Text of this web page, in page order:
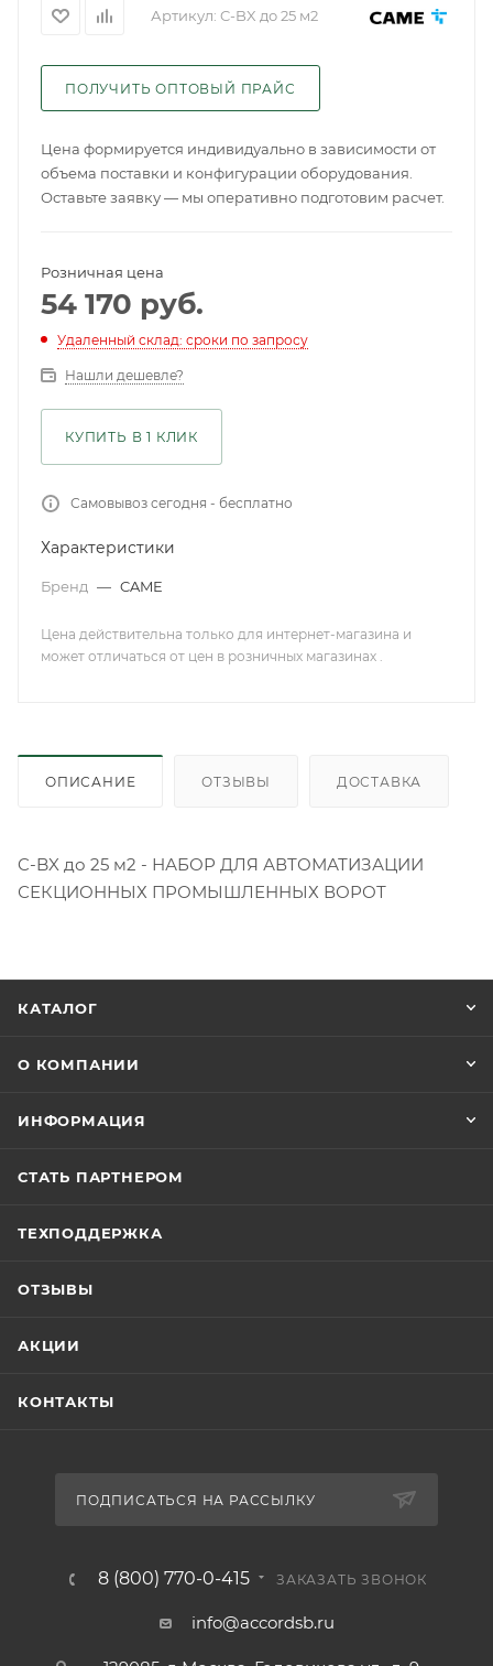
Артикул: C-BX до 25 м2
ПОЛУЧИТЬ ОПТОВЫЙ ПРАЙС
Цена формируется индивидуально в зависимости от
объема поставки и конфигурации оборудования.
Оставьте заявку — мы оперативно подготовим расчет.
Розничная цена
54 170 руб.
Удаленный склад: сроки по запросу
Нашли дешевле?
КУПИТЬ В 1 КЛИК
Самовывоз сегодня - бесплатно
Характеристики
Бренд — CAME
Цена действительна только для интернет-магазина и
может отличаться от цен в розничных магазинах .
ОПИСАНИЕ ОТЗЫВЫ ДОСТАВКА
C-BX до 25 м2 - НАБОР ДЛЯ АВТОМАТИЗАЦИИ
СЕКЦИОННЫХ ПРОМЫШЛЕННЫХ ВОРОТ
КАТАЛОГ
О КОМПАНИИ
ИНФОРМАЦИЯ
СТАТЬ ПАРТНЕРОМ
ТЕХПОДДЕРЖКА
ОТЗЫВЫ
АКЦИИ
КОНТАКТЫ
ПОДПИСАТЬСЯ НА РАССЫЛКУ
8 (800) 770-0-415 ЗАКАЗАТЬ ЗВОНОК
info@accordsb.ru